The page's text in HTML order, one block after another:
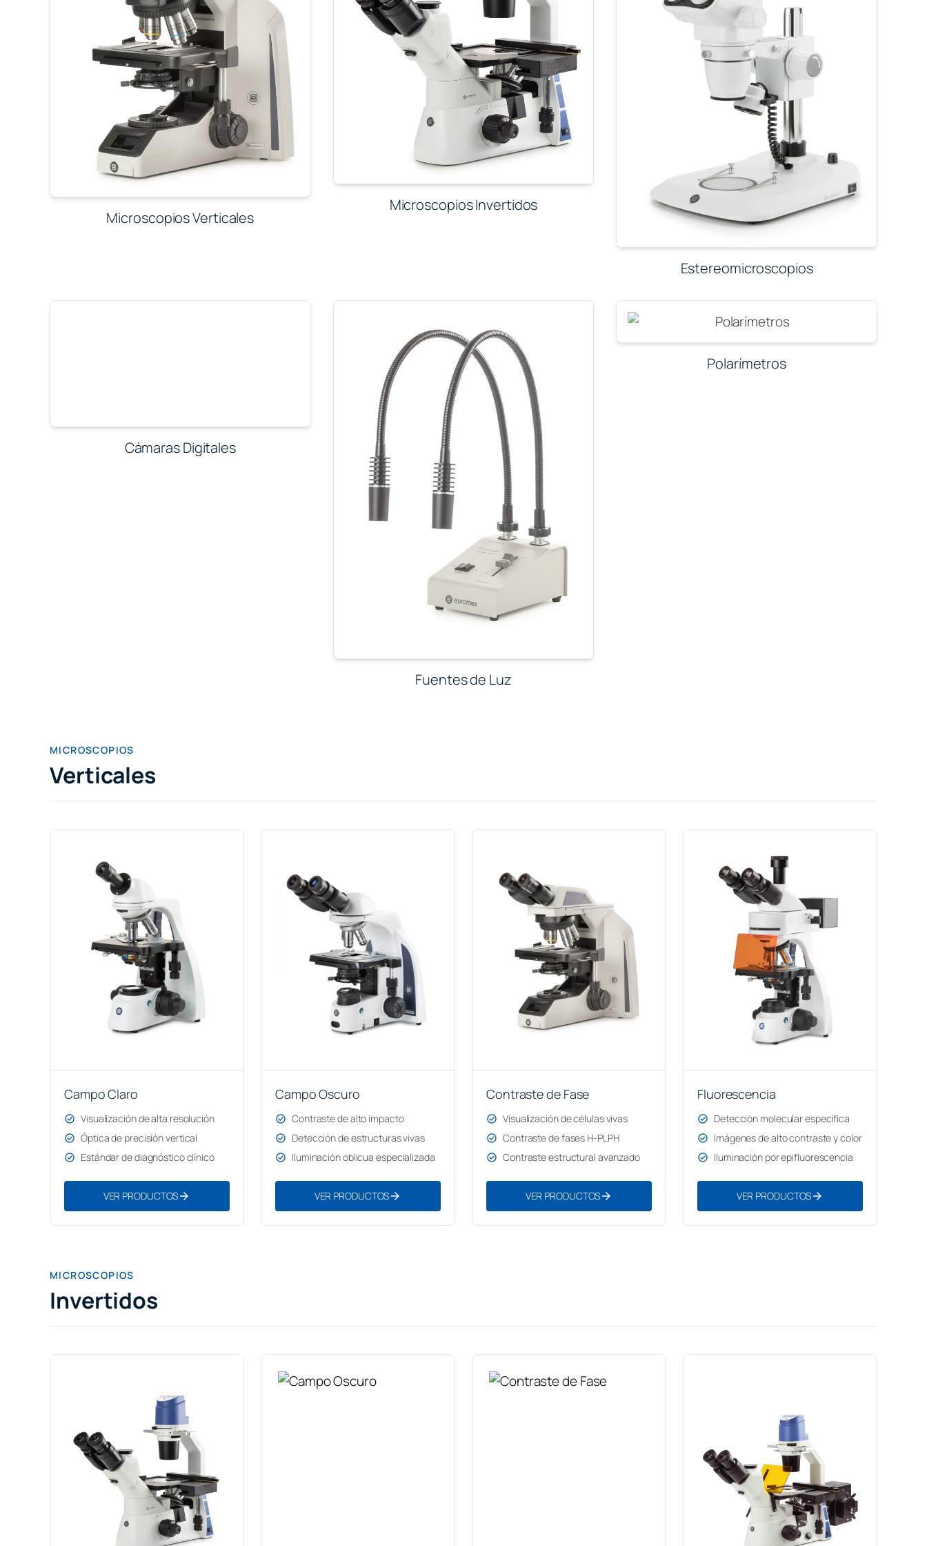
Microscopios Verticales
Microscopios Invertidos
Estereomicroscopios
Cámaras Digitales
Fuentes de Luz
Polarímetros
MICROSCOPIOS
Verticales
Campo Claro
check_circle Visualización de alta resolución
check_circle Óptica de precisión vertical
check_circle Estándar de diagnóstico clínico
VER PRODUCTOSarrow_forward
Campo Oscuro
check_circle Contraste de alto impacto
check_circle Detección de estructuras vivas
check_circle Iluminación oblicua especializada
VER PRODUCTOSarrow_forward
Contraste de Fase
check_circle Visualización de células vivas
check_circle Contraste de fases H-PLPH
check_circle Contraste estructural avanzado
VER PRODUCTOSarrow_forward
Fluorescencia
check_circle Detección molecular específica
check_circle Imágenes de alto contraste y color
check_circle Iluminación por epifluorescencia
VER PRODUCTOSarrow_forward
MICROSCOPIOS
Invertidos